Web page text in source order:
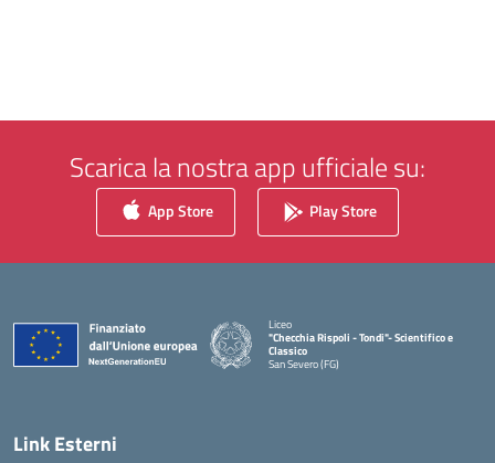
Scarica la nostra app ufficiale su:
App Store Play Store
Liceo
"Checchia Rispoli - Tondi"- Scientifico e
Classico
San Severo (FG)
Link Esterni